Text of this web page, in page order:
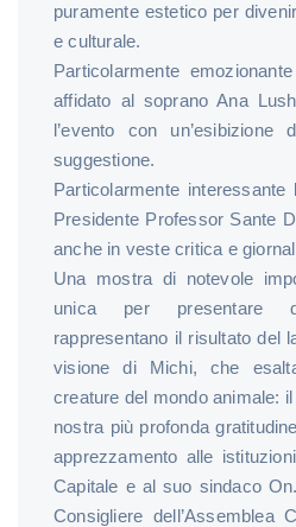
puramente estetico per
e culturale.
Particolarmente
affidato al soprano Ana
l’evento con
suggestione.
Particolarmente interessante
Presidente Professor Sante
anche in veste critica e
Una mostra di notevole
unica per presentare
rappresentano il risultato del
visione di Michi, che
creature del mondo animale:
nostra più profonda
apprezzamento alle
Capitale e al suo sindaco
Consigliere dell’Assemblea